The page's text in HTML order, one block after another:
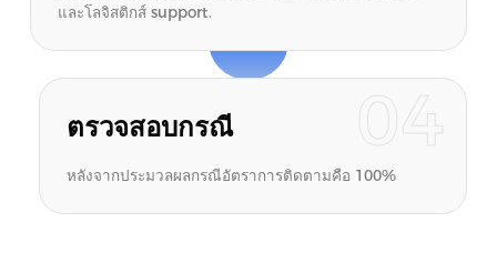
และโลจิสติกส์ support.
ตรวจสอบกรณี
หลังจากประมวลผลกรณีอัตราการติดตามคือ 100%
04